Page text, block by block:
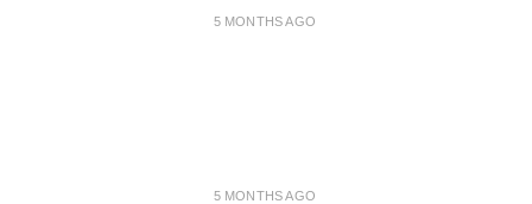
5 MONTHS AGO
5 MONTHS AGO